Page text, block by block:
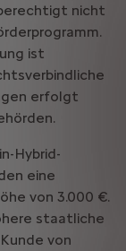
nicht
ist
erfolgt
Hybrid-
eine
von 3.000 €.
staatliche
von